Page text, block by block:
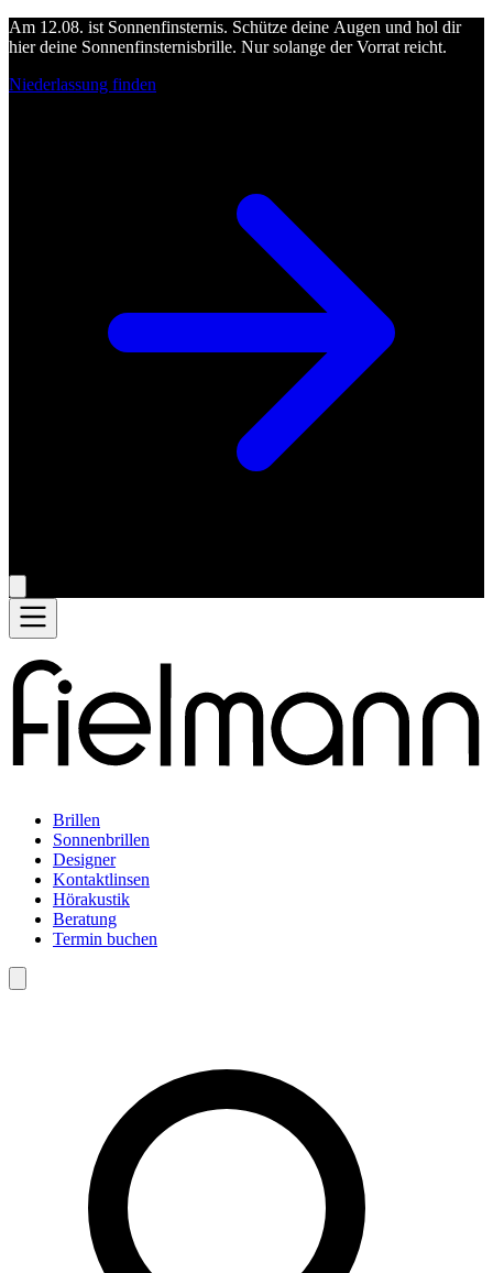
Am 12.08. ist Sonnenfinsternis. Schütze deine Augen und hol dir
hier deine Sonnenfinsternisbrille. Nur solange der Vorrat reicht.
Niederlassung finden
Brillen
Sonnenbrillen
Designer
Kontaktlinsen
Hörakustik
Beratung
Termin buchen